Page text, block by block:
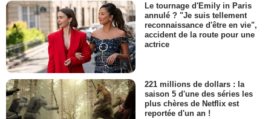
Le tournage d'Emily in Paris
annulé ? "Je suis tellement
reconnaissance d'être en vie",
accident de la route pour une
actrice
221 millions de dollars : la
saison 5 d'une des séries les
plus chères de Netflix est
reportée d'un an !